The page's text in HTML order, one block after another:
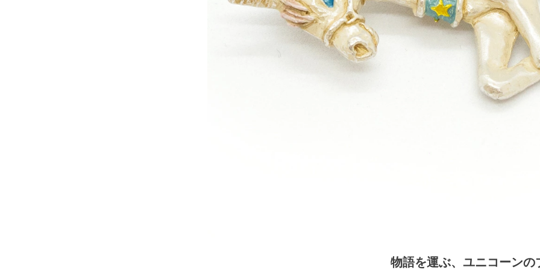
物語を運ぶ、ユニコーンの